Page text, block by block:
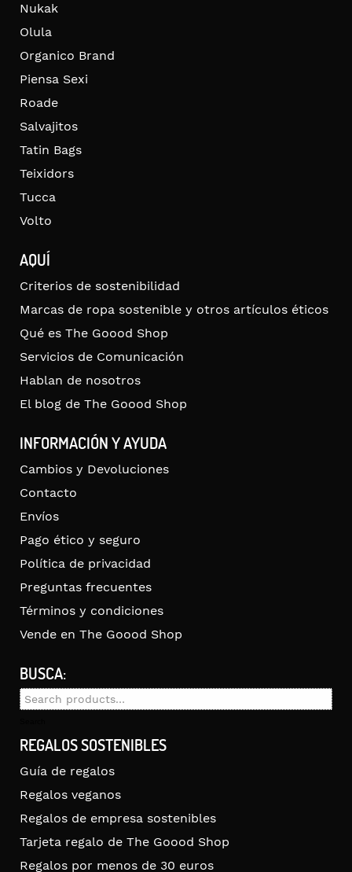
Nukak
Olula
Organico Brand
Piensa Sexi
Roade
Salvajitos
Tatin Bags
Teixidors
Tucca
Volto
AQUÍ
Criterios de sostenibilidad
Marcas de ropa sostenible y otros artículos éticos
Qué es The Goood Shop
Servicios de Comunicación
Hablan de nosotros
El blog de The Goood Shop
INFORMACIÓN Y AYUDA
Cambios y Devoluciones
Contacto
Envíos
Pago ético y seguro
Política de privacidad
Preguntas frecuentes
Términos y condiciones
Vende en The Goood Shop
BUSCA:
Search
REGALOS SOSTENIBLES
Guía de regalos
Regalos veganos
Regalos de empresa sostenibles
Tarjeta regalo de The Goood Shop
Regalos por menos de 30 euros